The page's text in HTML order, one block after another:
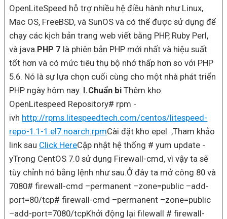
OpenLiteSpeed hỗ trợ nhiều hệ điều hành như Linux,
Mac OS, FreeBSD, và SunOS và có thể được sử dụng để
chạy các kịch bản trang web viết bằng PHP, Ruby Perl,
và java.PHP 7 là phiên bản PHP mới nhất và hiệu suất
tốt hơn và có mức tiêu thụ bộ nhớ thấp hơn so với PHP
5.6. Nó là sự lựa chọn cuối cùng cho một nhà phát triển
PHP ngày hôm nay. I.Chuẩn biThêm kho
OpenLitespeed Repository# rpm -
ivh http://rpms.litespeedtech.com/centos/litespeed-
repo-1.1-1.el7.noarch.rpmCài đặt kho epel ,Tham khảo
link sau Click HereCập nhật hệ thống # yum update -
yTrong CentOS 7.0 sử dụng Firewall-cmd, vì vậy ta sẽ
tùy chỉnh nó bằng lệnh như sau.Ở đây ta mở công 80 và
7080# firewall-cmd –permanent –zone=public –add-
port=80/tcp# firewall-cmd –permanent –zone=public
–add-port=7080/tcpKhởi động lại filewall # firewall-